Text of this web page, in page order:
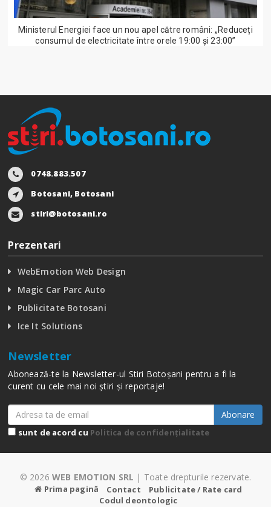
Ministerul Energiei face un nou apel către români: „Reduceți
consumul de electricitate între orele 19:00 și 23:00”
0748.883.507
Botosani, Botosani
stiri@botosani.ro
Prezentari
WebEmotion Web Design
Magic Car Parc Auto
Publicitate Botosani
Ice It Solutions
Newsletter
Abonează-te la Newsletter-ul Stiri Botoșani pentru a fi la
curent cu cele mai noi știri și reportaje!
Abonare
sunt de acord cu Politica de confidențialitate
© 2026 WEB EMOTION SRL | Toate drepturile rezervate.
Prima pagină Contact
Publicitate / Rate card
Codul deontologic